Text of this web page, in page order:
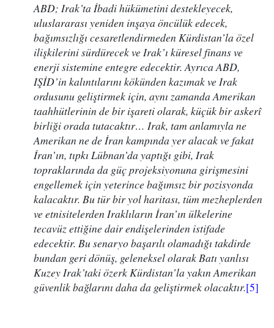
ABD; Irak’ta İbadi hükümetini destekleyecek,
uluslararası yeniden inşaya öncülük edecek,
bağımsızlığı cesaretlendirmeden Kürdistan’la özel
ilişkilerini sürdürecek ve Irak’ı küresel finans ve
enerji sistemine entegre edecektir. Ayrıca ABD,
IŞİD’in kalıntılarını kökünden kazımak ve Irak
ordusunu geliştirmek için, aynı zamanda Amerikan
taahhütlerinin de bir işareti olarak, küçük bir askerî
birliği orada tutacaktır… Irak, tam anlamıyla ne
Amerikan ne de İran kampında yer alacak ve fakat
İran’ın, tıpkı Lübnan’da yaptığı gibi, Irak
topraklarında da güç projeksiyonuna girişmesini
engellemek için yeterince bağımsız bir pozisyonda
kalacaktır. Bu tür bir yol haritası, tüm mezheplerden
ve etnisitelerden Iraklıların İran’ın ülkelerine
tecavüz ettiğine dair endişelerinden istifade
edecektir. Bu senaryo başarılı olamadığı takdirde
bundan geri dönüş, geleneksel olarak Batı yanlısı
Kuzey Irak’taki özerk Kürdistan’la yakın Amerikan
güvenlik bağlarını daha da geliştirmek olacaktır.[5]